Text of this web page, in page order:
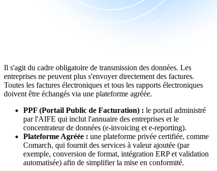
Il s'agit du cadre obligatoire de transmission des données. Les
entreprises ne peuvent plus s'envoyer directement des factures.
Toutes les factures électroniques et tous les rapports électroniques
doivent être échangés via une plateforme agréée.
PPF (Portail Public de Facturation) : le portail administré
par l'AIFE qui inclut l'annuaire des entreprises et le
concentrateur de données (e-invoicing et e-reporting).
Plateforme Agréée : une plateforme privée certifiée, comme
Comarch, qui fournit des services à valeur ajoutée (par
exemple, conversion de format, intégration ERP et validation
automatisée) afin de simplifier la mise en conformité.